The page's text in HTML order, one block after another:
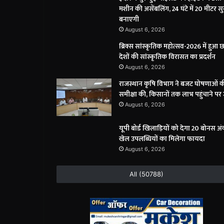
मशीन की असेंबलिंग, 24 घंटे में 20 मीटर
बनाएगी
August 6, 2026
ब्रिक्स सांस्कृतिक महोत्सव-2026 में हुआ
देशों की सांस्कृतिक विरासत का प्रदर्शन
August 6, 2026
राजस्थान कृषि विभाग ने बजट घोषणाओं
समीक्षा की, किसानों तक लाभ पहुंचाने पर
August 6, 2026
यूपी बोर्ड खिलाड़ियों को देगा 20 बोनस
खेल उपलब्धियों का मिलेगा फायदा
August 6, 2026
All (50788)